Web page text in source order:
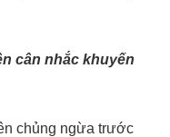
cân nhắc khuyến
chủng ngừa trước